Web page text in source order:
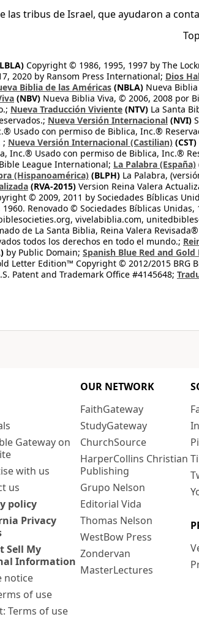
las tribus de Israel, que ayudaron a
Top
Copyright © 1986, 1995, 1997 by The
2020 by Ransom Press International; Dios
Biblia de las Américas (NBLA) Nueva
(NBV) Nueva Biblia Viva, © 2006, 2008 por
Nueva Traducción Viviente (NTV) La Santa
Nueva Versión Internacional (NVI)
Usado con permiso de Biblica, Inc.®
; Nueva Versión Internacional (Castilian) (CST)
Inc.® Usado con permiso de Biblica, Inc.®
League International; La Palabra (España)
(Hispanoamérica) (BLPH) La Palabra,
(RVA-2015) Version Reina Valera
© 2009, 2011 by Sociedades Bíblicas
Renovado © Sociedades Bíblicas
vivelabiblia.com,
de La Santa Biblia, Reina Valera
todos los derechos en todo el mundo.;
by Public Domain; Spanish Blue Red and
Letter Edition™ Copyright © 2012/2015
Patent and Trademark Office #4145648;
Gateway on
with us
us
policy
Privacy
Sell My
Information
notice
of use
Terms of use
OUR NETWORK
FaithGateway
StudyGateway
ChurchSource
HarperCollins Christian
Publishing
Grupo Nelson
Editorial Vida
Thomas Nelson
WestBow Press
Zondervan
MasterLectures